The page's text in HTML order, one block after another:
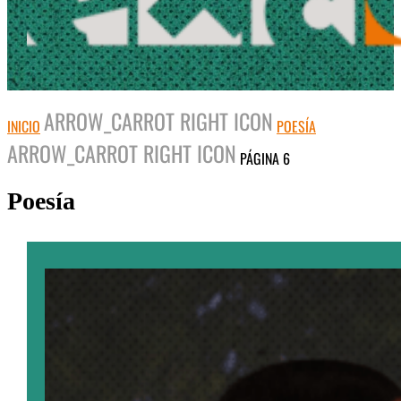
INICIO ARROW_CARROT RIGHT ICON POESÍA
ARROW_CARROT RIGHT ICON PÁGINA 6
Poesía